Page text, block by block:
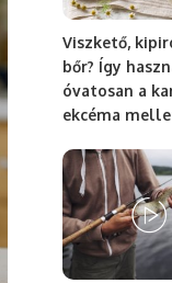
Viszkető,
bőr? Így
óvatosan a
ekcéma